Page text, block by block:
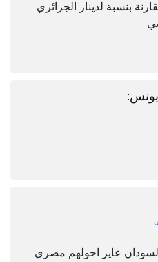
بنسبة لدينار الجزائري
:
عايز احولهم مصري